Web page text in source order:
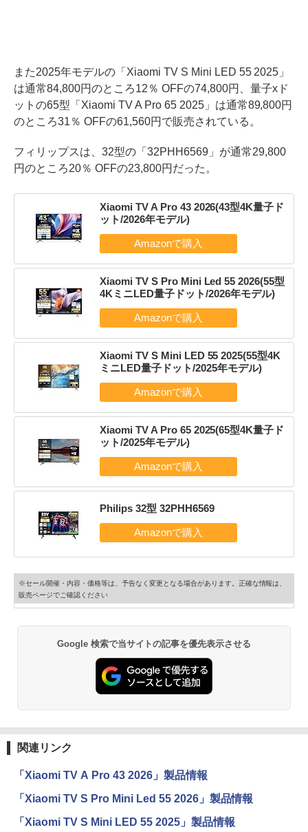
また2025年モデルの「Xiaomi TV S Mini LED 55 2025」
は通常84,800円のところ12％ OFFの74,800円、量子xド
ットの65型「Xiaomi TV A Pro 65 2025」は通常89,800円
のところ31％ OFFの61,560円で販売されている。
フィリップスは、32型の「32PHH6569」が通常29,800
円のところ20％ OFFの23,800円だった。
Xiaomi TV A Pro 43 2026(43型4K量子ド
ット/2026年モデル)
Xiaomi TV S Pro Mini Led 55 2026(55型
4KミニLED量子ドット/2026年モデル)
Xiaomi TV S Mini LED 55 2025(55型4K
ミニLED量子ドット/2025年モデル)
Xiaomi TV A Pro 65 2025(65型4K量子ド
ット/2025年モデル)
Philips 32型 32PHH6569
※セール開催・内容・価格等は、予告なく変更となる場合があります。正確な情報は、
販売ページでご確認ください
Google 検索で当サイトの記事を優先表示させる
関連リンク
「Xiaomi TV A Pro 43 2026」製品情報
「Xiaomi TV S Pro Mini Led 55 2026」製品情報
「Xiaomi TV S Mini LED 55 2025」製品情報